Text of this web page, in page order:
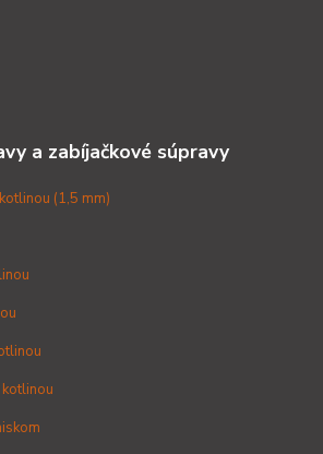
a zabíjačkové súpravy
(1,5 mm)